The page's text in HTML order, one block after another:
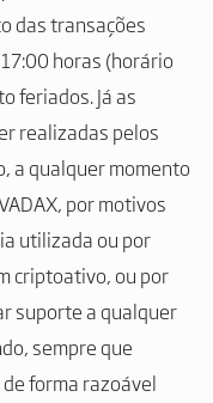
das transações
horas (horário
feriados. Já as
realizadas pelos
a qualquer momento
por motivos
utilizada ou por
criptoativo, ou por
suporte a qualquer
sempre que
de forma razoável